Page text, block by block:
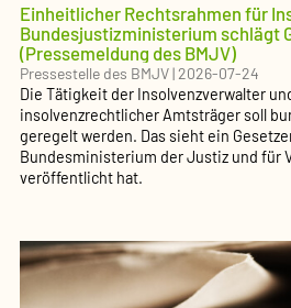
Einheitlicher Rechtsrahmen für
Bundesjustizministerium schlägt
(Pressemeldung des BMJV)
Pressestelle des BMJV|2026-07-24
Die Tätigkeit der Insolvenzverwalter
insolvenzrechtlicher Amtsträger soll
geregelt werden. Das sieht ein
Bundesministerium der Justiz und für
veröffentlicht hat.